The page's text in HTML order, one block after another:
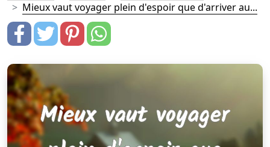
Mieux vaut voyager plein d'espoir que d'arriver au...